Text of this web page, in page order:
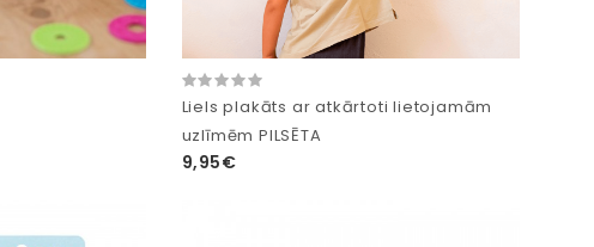
Liels plakāts ar atkārtoti lietojamām
uzlīmēm PILSĒTA
9,95€